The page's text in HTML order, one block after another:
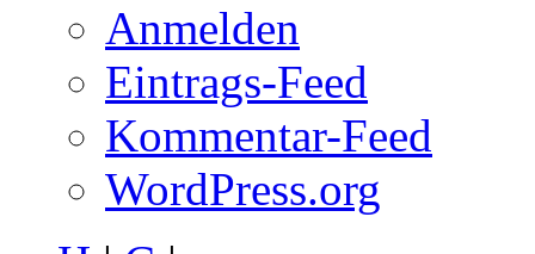
Anmelden
Eintrags-Feed
Kommentar-Feed
WordPress.org